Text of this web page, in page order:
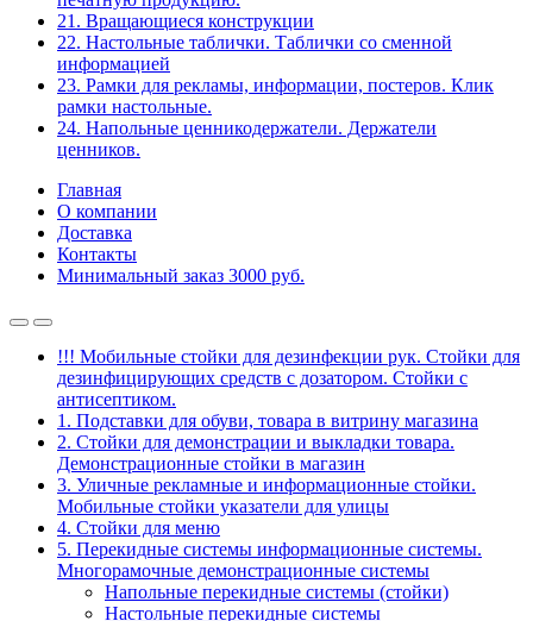
21. Вращающиеся конструкции
22. Настольные таблички. Таблички со сменной
информацией
23. Рамки для рекламы, информации, постеров. Клик
рамки настольные.
24. Напольные ценникодержатели. Держатели
ценников.
Главная
О компании
Доставка
Контакты
Минимальный заказ 3000 руб.
!!! Мобильные стойки для дезинфекции рук. Стойки для
дезинфицирующих средств с дозатором. Стойки с
антисептиком.
1. Подставки для обуви, товара в витрину магазина
2. Стойки для демонстрации и выкладки товара.
Демонстрационные стойки в магазин
3. Уличные рекламные и информационные стойки.
Мобильные стойки указатели для улицы
4. Стойки для меню
5. Перекидные системы информационные системы.
Многорамочные демонстрационные системы
Напольные перекидные системы (стойки)
Настольные перекидные системы